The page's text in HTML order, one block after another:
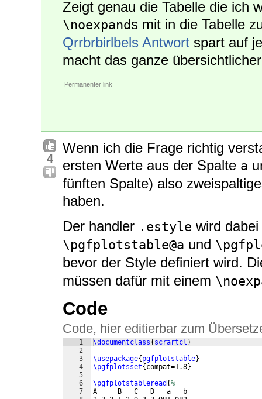
Zeigt genau die Tabelle die ich
\noexpands mit in die Tabelle
Qrrbrbirlbels Antwort spart auf
macht das ganze
Permanenter link
4
Wenn ich die Frage richtig
ersten Werte aus der Spalte a
fünften Spalte) also
haben.
Der handler .estyle wird
\pgfplotstable@a und
bevor der Style definiert wird.
müssen dafür mit einem
Code
Code, hier editierbar zum
1
2
3
4
5
6
7
\documentclass{ scrartcl }
\usepackage{ pgfplotstable}
\pgfplotsset{ compat=1.8}
\pgfplotstableread {%
A     B   C   D   a   b